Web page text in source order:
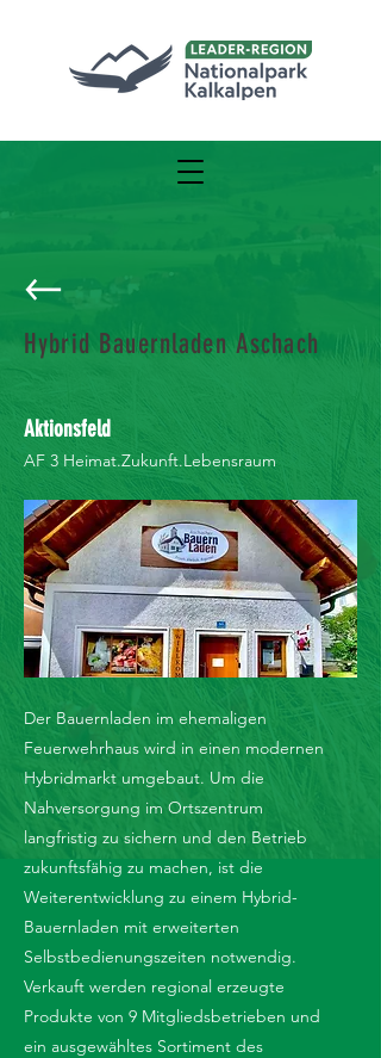
Hybrid Bauernladen Aschach
Aktionsfeld
AF 3 Heimat.Zukunft.Lebensraum
Der Bauernladen im ehemaligen
Feuerwehrhaus wird in einen modernen
Hybridmarkt umgebaut. Um die
Nahversorgung im Ortszentrum
langfristig zu sichern und den Betrieb
zukunftsfähig zu machen, ist die
Weiterentwicklung zu einem Hybrid-
Bauernladen mit erweiterten
Selbstbedienungszeiten notwendig.
Verkauft werden regional erzeugte
Produkte von 9 Mitgliedsbetrieben und
ein ausgewähltes Sortiment des